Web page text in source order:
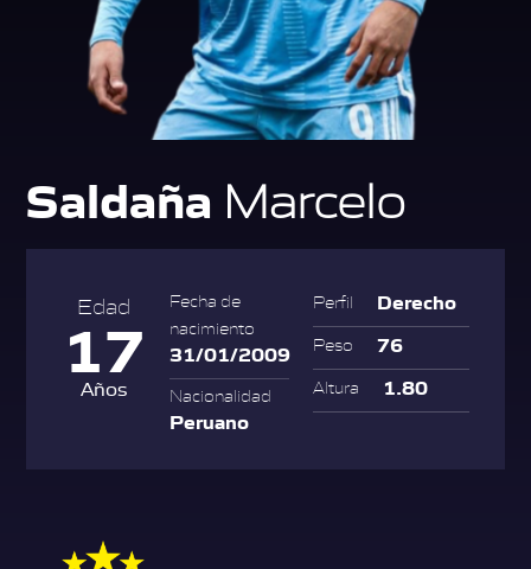
Saldaña Marcelo
Edad
17
Años
Fecha de
nacimiento
31/01/2009
Nacionalidad
Peruano
Perfil Derecho
Peso 76
Altura 1.80